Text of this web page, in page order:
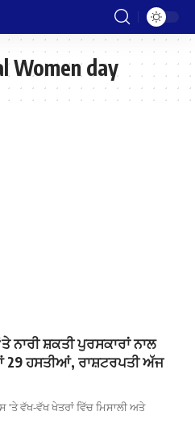
Women day
ਨਾਰੀ ਸ਼ਕਤੀ ਪੁਰਸਕਾਰਾਂ ਨਾਲ
29 ਹਸਤੀਆਂ, ਰਾਸ਼ਟਰਪਤੀ ਅੱਜ
'ਤੇ ਵੱਖ-ਵੱਖ ਖੇਤਰਾਂ ਵਿੱਚ ਮਿਸਾਲੀ ਅਤੇ